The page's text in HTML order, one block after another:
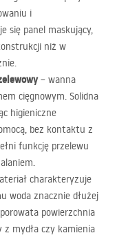
i
się panel maskujący,
niż w
– wanna
cięgnowym. Solidna
higieniczne
bez kontaktu z
funkcję przelewu
charakteryzuje
woda znacznie dłużej
powierzchnia
z mydła czy kamienia